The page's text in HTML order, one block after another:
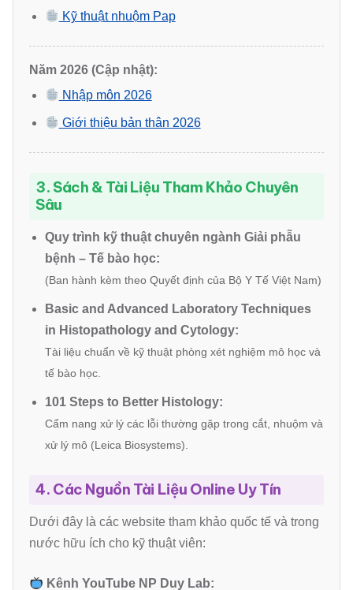
Kỹ thuật nhuộm Pap
Năm 2026 (Cập nhật):
Nhập môn 2026
Giới thiệu bản thân 2026
3. Sách & Tài Liệu Tham Khảo Chuyên
Sâu
Quy trình kỹ thuật chuyên ngành Giải phẫu
bệnh – Tế bào học:
(Ban hành kèm theo Quyết định của Bộ Y Tế Việt Nam)
Basic and Advanced Laboratory Techniques
in Histopathology and Cytology:
Tài liệu chuẩn về kỹ thuật phòng xét nghiệm mô học và
tế bào học.
101 Steps to Better Histology:
Cẩm nang xử lý các lỗi thường gặp trong cắt, nhuộm và
xử lý mô (Leica Biosystems).
4. Các Nguồn Tài Liệu Online Uy Tín
Dưới đây là các website tham khảo quốc tế và trong
nước hữu ích cho kỹ thuật viên:
Kênh YouTube NP Duy Lab: